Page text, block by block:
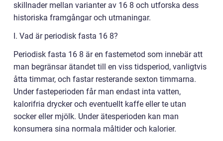
skillnader mellan varianter av 16 8 och utforska dess
historiska framgångar och utmaningar.
I. Vad är periodisk fasta 16 8?
Periodisk fasta 16 8 är en fastemetod som innebär att
man begränsar ätandet till en viss tidsperiod, vanligtvis
åtta timmar, och fastar resterande sexton timmarna.
Under fasteperioden får man endast inta vatten,
kalorifria drycker och eventuellt kaffe eller te utan
socker eller mjölk. Under ätesperioden kan man
konsumera sina normala måltider och kalorier.